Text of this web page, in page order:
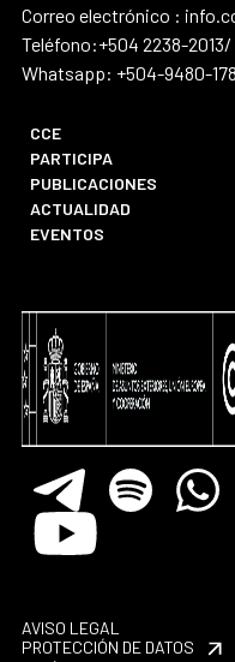
Correo electrónico :
Teléfono:+504 2238-
Whatsapp: +504-9480-
CCE
PARTICIPA
PUBLICACIONES
ACTUALIDAD
EVENTOS
TelegramSpotify
Youtube
AVISO LEGAL
PROTECCIÓN DE DATOS